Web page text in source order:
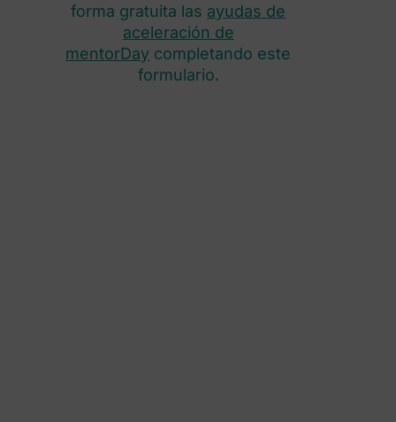
forma gratuita las ayudas de
aceleración de
mentorDay completando este
formulario.